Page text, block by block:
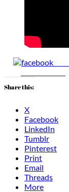
Share this:
X
Facebook
LinkedIn
Tumblr
Pinterest
Print
Email
Threads
More